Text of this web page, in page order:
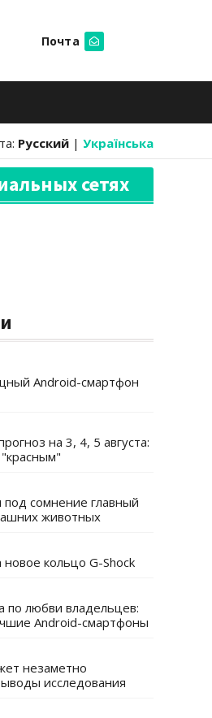
Почта
Русский | Українська
сетях
Android-смартфон
на 3, 4, 5 августа:
под сомнение главный
животных
новое кольцо G-Shock
по любви владельцев:
Android-смартфоны
незаметно
исследования